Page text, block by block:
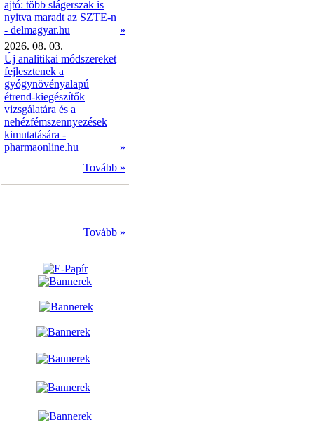
ajtó: több slágerszak is
nyitva maradt az SZTE-n
- delmagyar.hu
»
2026. 08. 03.
Új analitikai módszereket
fejlesztenek a
gyógynövényalapú
étrend-kiegészítők
vizsgálatára és a
nehézfémszennyezések
kimutatására -
pharmaonline.hu
»
Tovább »
Tovább »